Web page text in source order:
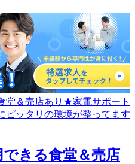
きる食堂＆売店